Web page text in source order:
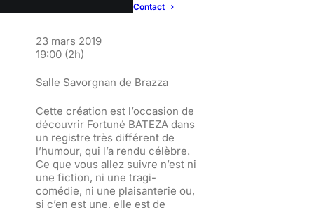
Contact
Cette création est l’occasion de
découvrir Fortuné BATEZA dans
un registre très différent de
l’humour, qui l’a rendu célèbre.
Ce que vous allez suivre n’est ni
une fiction, ni une tragi-
comédie, ni une plaisanterie ou,
si c’en est une, elle est de
23 mars 2019
19:00 (2h)
Salle Savorgnan de Brazza